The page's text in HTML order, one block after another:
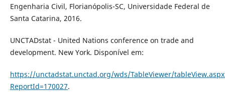
Engenharia Civil, Florianópolis-SC, Universidade Federal de
Santa Catarina, 2016.
UNCTADstat - United Nations conference on trade and
development. New York. Disponível em:
https://unctadstat.unctad.org/wds/TableViewer/
ReportId=170027.